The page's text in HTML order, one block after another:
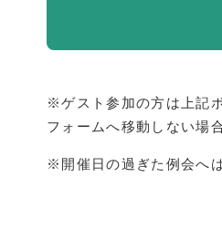
※ゲスト参加の方は上記
フォームへ移動しない場
※開催日の過ぎた例会へ